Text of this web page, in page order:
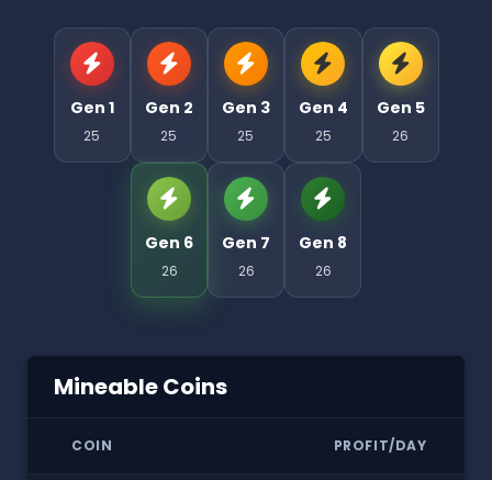
Gen 1
25
Gen 2
25
Gen 3
25
Gen 4
25
Gen 5
26
Gen 6
26
Gen 7
26
Gen 8
26
Mineable Coins
COIN PROFIT/DAY